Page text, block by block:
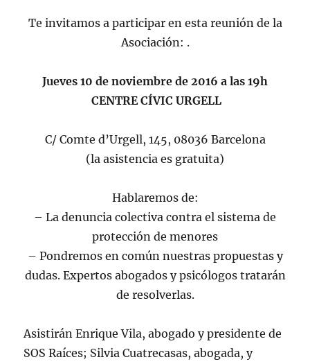
Te invitamos a participar en esta reunión de la
Asociación: .
Jueves 10 de noviembre de 2016 a las 19h
CENTRE CÍVIC URGELL
C/ Comte d’Urgell, 145, 08036 Barcelona
(la asistencia es gratuita)
Hablaremos de:
– La denuncia colectiva contra el sistema de
protección de menores
– Pondremos en común nuestras propuestas y
dudas. Expertos abogados y psicólogos tratarán
de resolverlas.
Asistirán Enrique Vila, abogado y presidente de
SOS Raíces; Silvia Cuatrecasas, abogada, y